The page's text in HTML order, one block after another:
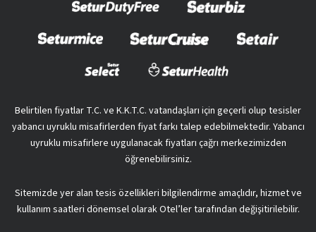
Belirtilen fiyatlar T.C. ve K.K.T.C. vatandaşları için geçerli olup tesisler
yabancı uyruklu misafirlerden fiyat farkı talep edebilmektedir. Yabancı
uyruklu misafirlere uygulanacak fiyatları çağrı merkezimizden
öğrenebilirsiniz.
Sitemizde yer alan tesis özellikleri bilgilendirme amaçlıdır, hizmet ve
kullanım saatleri dönemsel olarak Otel’ler tarafından değişitirilebilir.